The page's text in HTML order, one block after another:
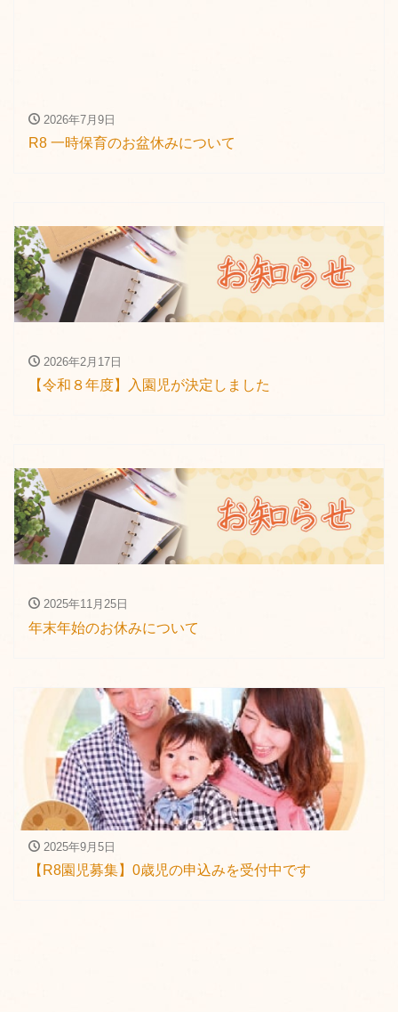
2026年7月9日
R8 一時保育のお盆休みについて
2026年2月17日
【令和８年度】入園児が決定しました
2025年11月25日
年末年始のお休みについて
2025年9月5日
【R8園児募集】0歳児の申込みを受付中です